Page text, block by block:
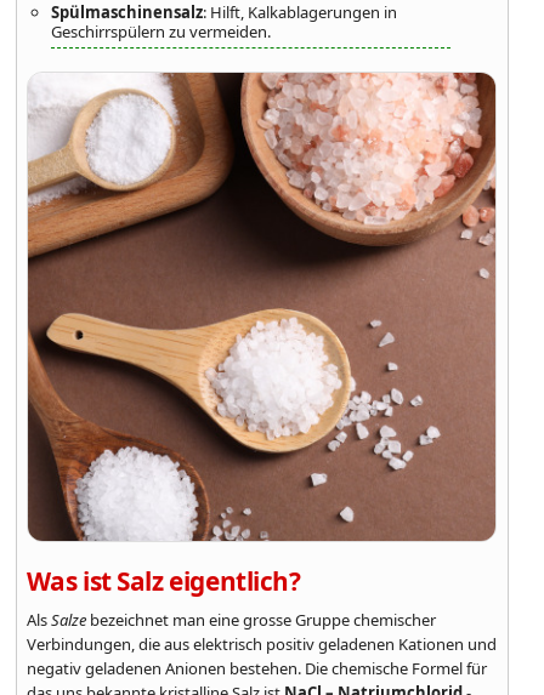
Spülmaschinensalz: Hilft, Kalkablagerungen in
Geschirrspülern zu vermeiden.
Was ist Salz eigentlich?
AlsSalzebezeichnet man eine grosse Gruppe chemischer
Verbindungen, die aus elektrisch positiv geladenen Kationen und
negativ geladenen Anionen bestehen. Die chemische Formel für